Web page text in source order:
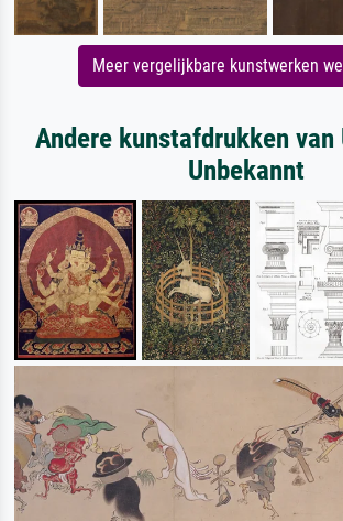
Meer vergelijkbare kunstwerken
Andere kunstafdrukken van
Unbekannt